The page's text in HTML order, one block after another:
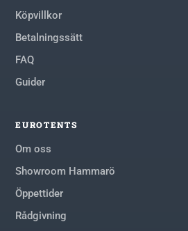
Köpvillkor
Betalningssätt
FAQ
Guider
EUROTENTS
Om oss
Showroom Hammarö
Öppettider
Rådgivning